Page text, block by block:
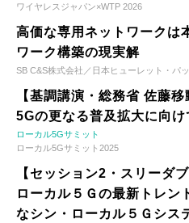
ワイヤレスジャパン×WTP 2026
高価な専用ネットワークは
ワーク構築の現実解
SB C&S株式会社／日本ヒューレット・パ
【基調講演・総務省 佐藤
5Gの更なる普及拡大に向け
ローカル5Gサミット
ローカル5Gサミット2025
【セッション2・スリーダ
ローカル５Ｇの最新トレ
なシン・ローカル５Ｇシス